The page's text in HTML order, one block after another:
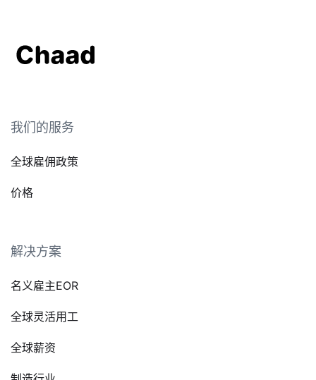
我们的服务
全球雇佣政策
价格
解决方案
名义雇主EOR
全球灵活用工
全球薪资